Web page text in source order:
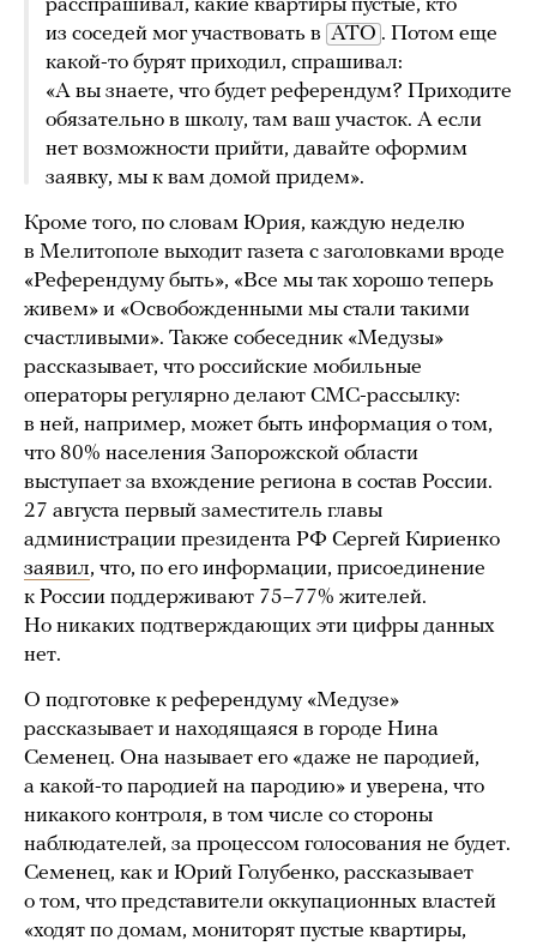
расспрашивал, какие квартиры пустые, кто
из соседей мог участвовать в АТО . Потом еще
какой-то бурят приходил, спрашивал:
«А вы знаете, что будет референдум? Приходите
обязательно в школу, там ваш участок. А если
нет возможности прийти, давайте оформим
заявку, мы к вам домой придем».
Кроме того, по словам Юрия, каждую неделю
в Мелитополе выходит газета с заголовками вроде
«Референдуму быть», «Все мы так хорошо теперь
живем» и «Освобожденными мы стали такими
счастливыми». Также собеседник «Медузы»
рассказывает, что российские мобильные
операторы регулярно делают СМС-рассылку:
в ней, например, может быть информация о том,
что 80% населения Запорожской области
выступает за вхождение региона в состав России.
27 августа первый заместитель главы
администрации президента РФ Сергей Кириенко
заявил, что, по его информации, присоединение
к России поддерживают 75–77% жителей.
Но никаких подтверждающих эти цифры данных
нет.
О подготовке к референдуму «Медузе»
рассказывает и находящаяся в городе Нина
Семенец. Она называет его «даже не пародией,
а какой-то пародией на пародию» и уверена, что
никакого контроля, в том числе со стороны
наблюдателей, за процессом голосования не будет.
Семенец, как и Юрий Голубенко, рассказывает
о том, что представители оккупационных властей
«ходят по домам, мониторят пустые квартиры,